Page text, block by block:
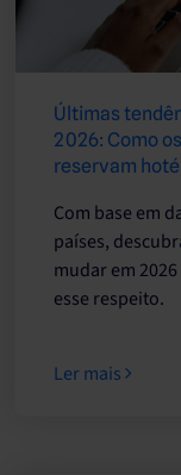
Últimas
2026: Como
reservam
Com base em
países,
mudar em
esse respeito.
Ler mais